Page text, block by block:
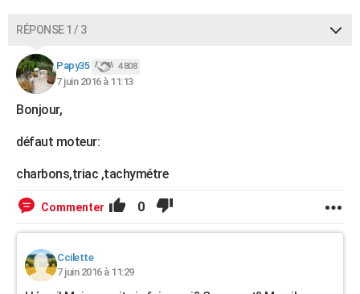
S'inscrire
Se connecter
Lycées
Collèges
Primaires
Universités
Entreprises
Service militaire
Avis de recherche
AVIS DE DÉCÈS
FORUM
Bricolage
Lifestyle
Culture
Sport
Auto
Television
Voyage
Cinema
RÉPONSE 1 / 3
Papy35 4 808
7 juin 2016 à 11:13
Bonjour,
défaut moteur:
charbons,triac ,tachymétre
Commenter 0
Ccilette
7 juin 2016 à 11:29